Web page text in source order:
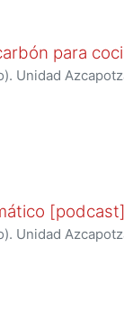
para
Unidad
[podcast]
Unidad